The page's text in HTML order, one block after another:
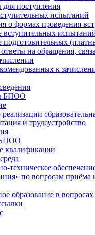
поступления
испытаний
о формах проведения
вступительных испытаний
подготовительных
на обращения,
к
БПОО
реализации
и трудоустройство
БПОО
квалификации
техническое
по вопросам приёма
образование в вопросах